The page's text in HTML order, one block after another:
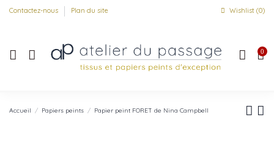
Contactez-nous Plan du site Wishlist (0)
0
Accueil Papiers peints Papier peint FORET de Nina Campbell